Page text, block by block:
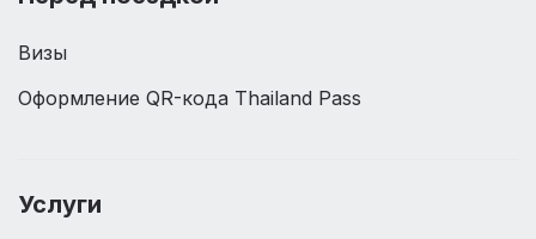
Визы
Оформление QR-кода Thailand Pass
Услуги